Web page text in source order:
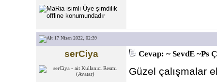
17 Nisan 2022, 02:39
serCiya Cevap: ~ SevdE ~Ps
Güzel çalışmalar